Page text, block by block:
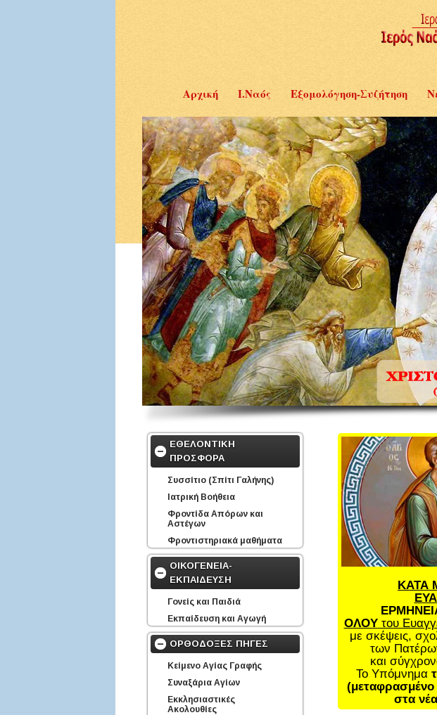
Αρχική Ι.Ναός Εξομολόγηση-Συζήτηση
ΕΘΕΛΟΝΤΙΚΗ
ΠΡΟΣΦΟΡΑ
Συσσίτιο (Σπίτι Γαλήνης)
Ιατρική Βοήθεια
Φροντίδα Απόρων και
Αστέγων
Φροντιστηριακά μαθήματα
ΟΙΚΟΓΕΝΕΙΑ-
ΕΚΠΑΙΔΕΥΣΗ
Γονείς και Παιδιά
Εκπαίδευση και Αγωγή
ΟΡΘΟΔΟΞΕΣ ΠΗΓΕΣ
Κείμενο Αγίας Γραφής
Συναξάρια Αγίων
Εκκλησιαστικές
Ακολουθίες
ΚΑΤΑ
ΟΛΟΥτου
με σκέψεις,
των
και
Το Υπόμνημα
(μεταφρασμένο
στα